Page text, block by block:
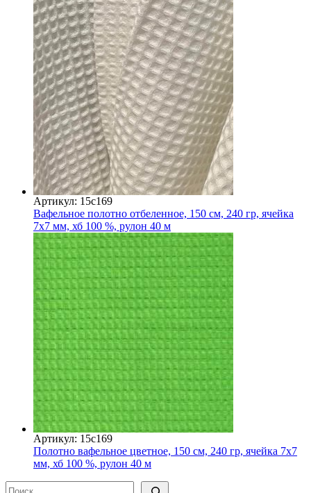
Артикул: 15с169
Вафельное полотно отбеленное, 150 см, 240 гр, ячейка
7х7 мм, хб 100 %, рулон 40 м
Артикул: 15с169
Полотно вафельное цветное, 150 см, 240 гр, ячейка 7х7
мм, хб 100 %, рулон 40 м
Поиск